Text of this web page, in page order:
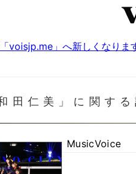
voisjp.me」へ新しくなりま
田仁美」に関する
MusicVoice